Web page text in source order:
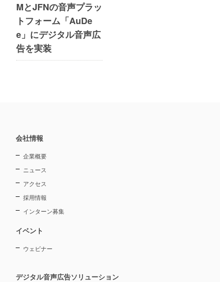
MとJFNの音声プラッ
トフォーム「AuDe
e」にデジタル音声広
告を実装
会社情報
企業概要
ニュース
アクセス
採用情報
インターン募集
イベント
ウェビナー
デジタル音声広告ソリューション